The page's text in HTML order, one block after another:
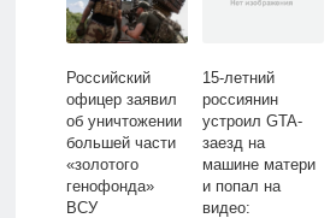
Российский
офицер заявил
об уничтожении
большей части
«золотого
генофонда»
ВСУ
15-летний
россиянин
устроил GTA-
заезд на
машине матери
и попал на
видео: